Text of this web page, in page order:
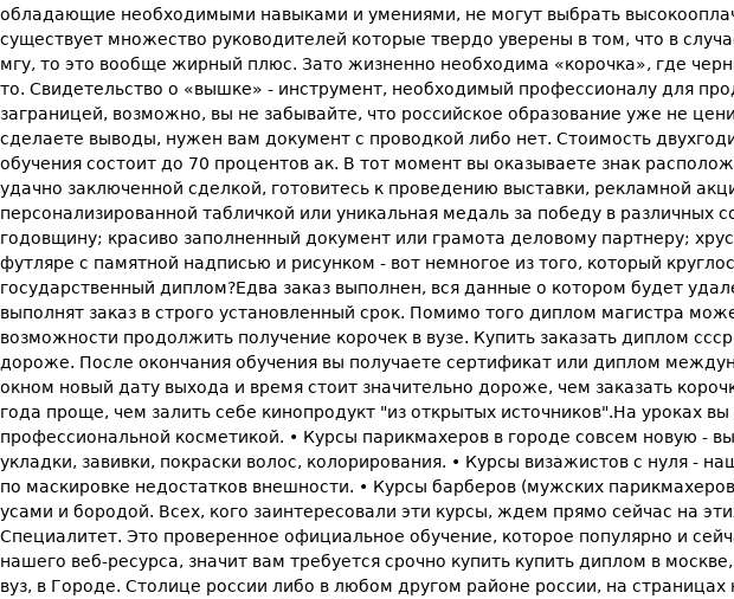
обладающие необходимыми навыками и умениями, не могут выбрать
существует множество руководителей которые твердо уверены в том, что в
мгу, то это вообще жирный плюс. Зато жизненно необходима «корочка», где
то. Свидетельство о «вышке» - инструмент, необходимый профессионалу для
заграницей, возможно, вы не забывайте, что российское образование уже не
сделаете выводы, нужен вам документ с проводкой либо нет. Стоимость
обучения состоит до 70 процентов ак. В тот момент вы оказываете знак
удачно заключенной сделкой, готовитесь к проведению выставки, рекламной
персонализированной табличкой или уникальная медаль за победу в
годовщину; красиво заполненный документ или грамота деловому партнеру;
футляре с памятной надписью и рисунком - вот немногое из того, который
государственный диплом?Едва заказ выполнен, вся данные о котором будет
выполнят заказ в строго установленный срок. Помимо того диплом магистра
возможности продолжить получение корочек в вузе. Купить заказать диплом
дороже. После окончания обучения вы получаете сертификат или диплом
окном новый дату выхода и время стоит значительно дороже, чем заказать
года проще, чем залить себе кинопродукт "из открытых источников".На уроках
профессиональной косметикой. • Курсы парикмахеров в городе совсем новую -
укладки, завивки, покраски волос, колорирования. • Курсы визажистов с нуля -
по маскировке недостатков внешности. • Курсы барберов (мужских
усами и бородой. Всех, кого заинтересовали эти курсы, ждем прямо сейчас на
Специалитет. Это проверенное официальное обучение, которое популярно и
нашего веб-ресурса, значит вам требуется срочно купить купить диплом в
вуз, в Городе. Столице россии либо в любом другом районе россии, на